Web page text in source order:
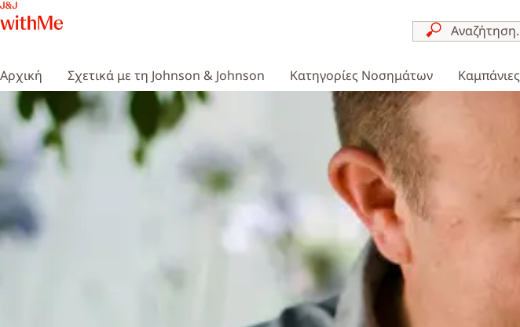
Αρχική Σχετικά με τη Johnson & Johnson Κατηγορίες Νοσημάτων Καμπάνιες